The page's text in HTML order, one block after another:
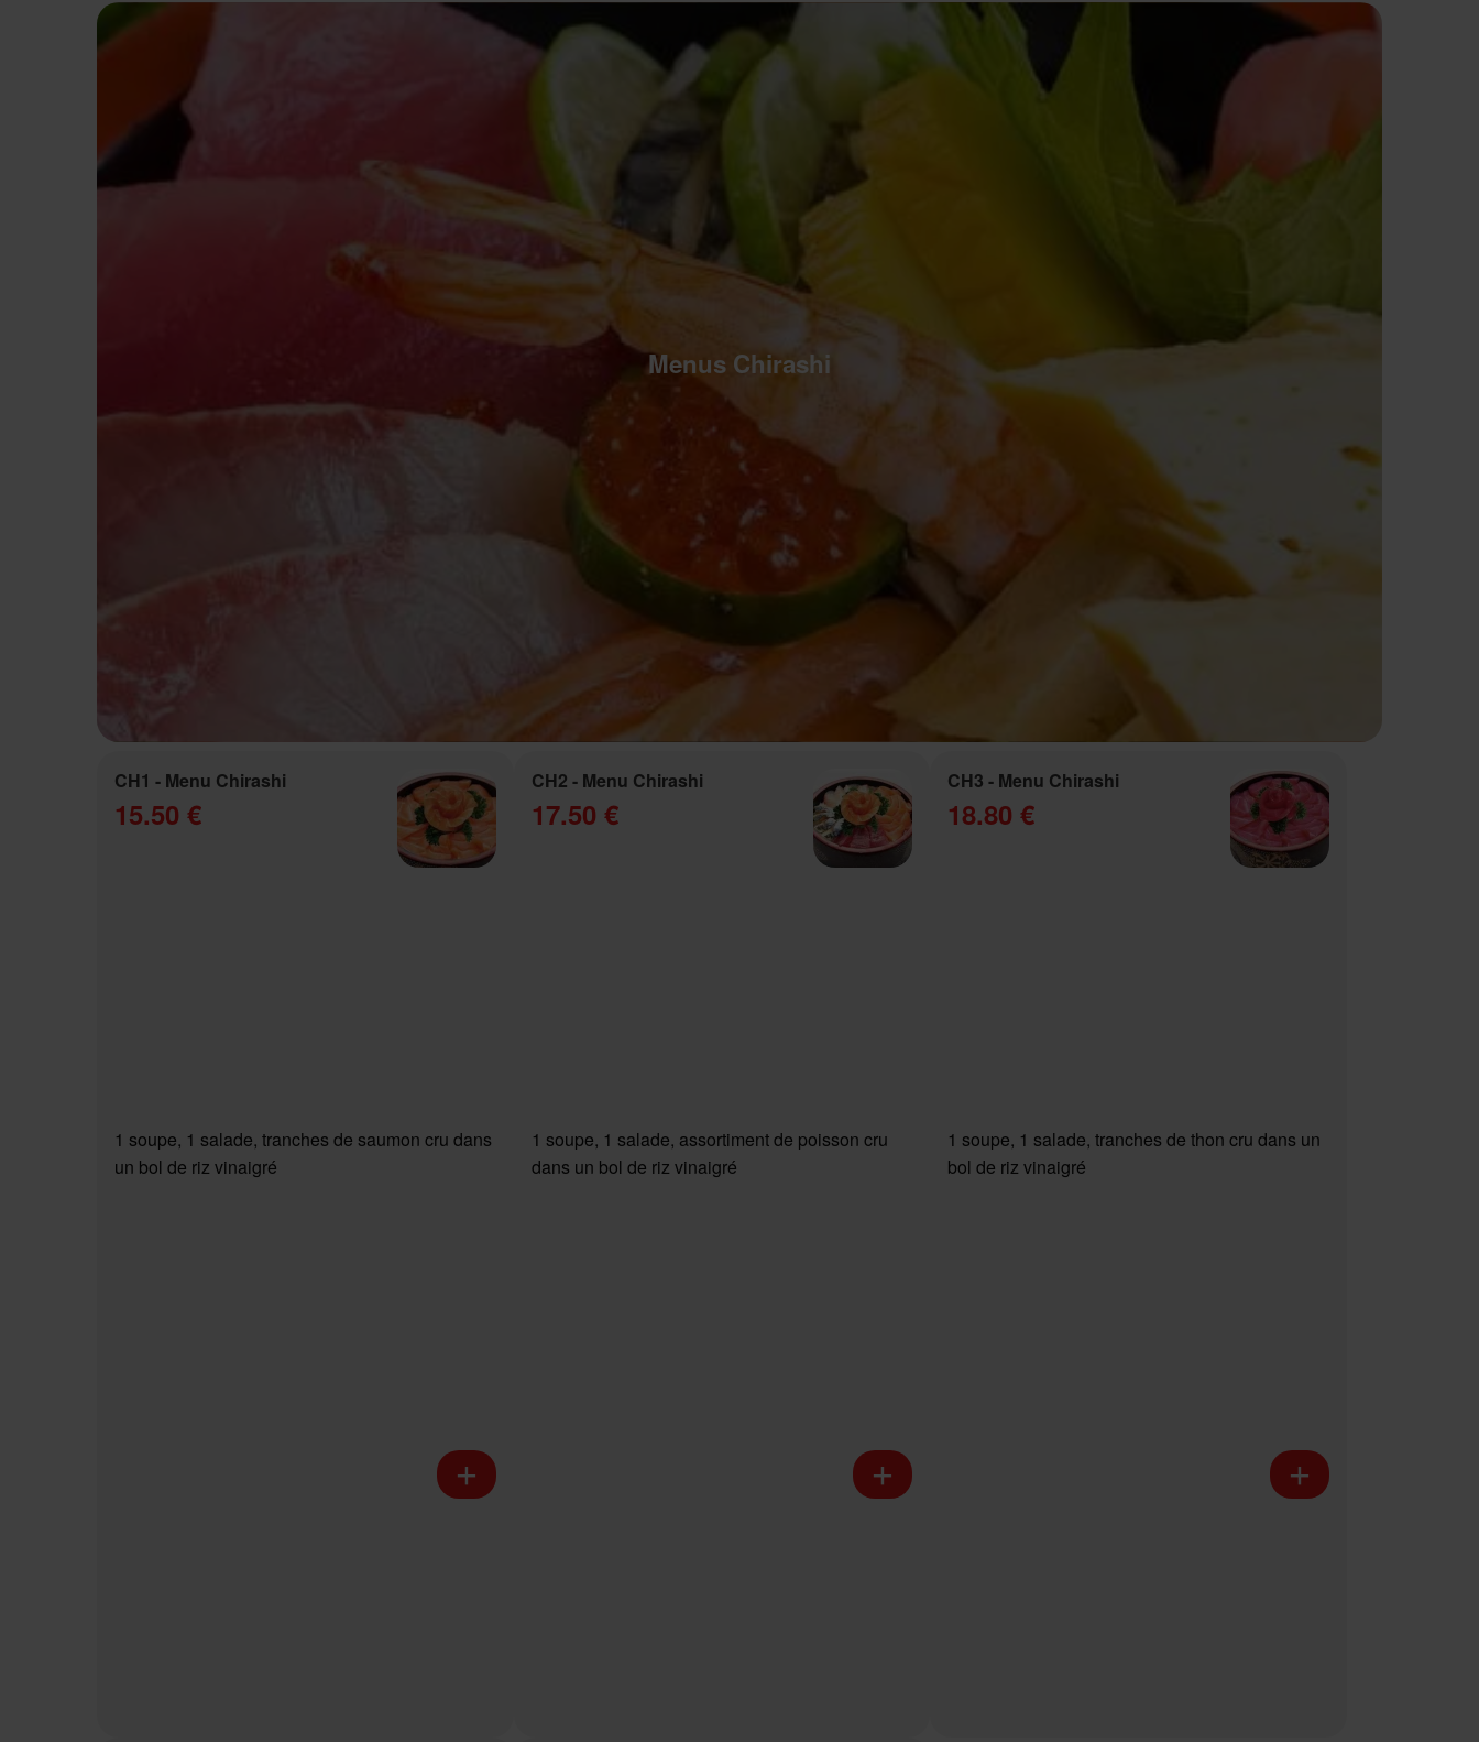
Menus Chirashi
CH1 - Menu Chirashi
15.50 €
1 soupe, 1 salade, tranches de saumon cru dans
un bol de riz vinaigré
CH2 - Menu Chirashi
17.50 €
1 soupe, 1 salade, assortiment de poisson cru
dans un bol de riz vinaigré
CH3 - Menu Chirashi
18.80 €
1 soupe, 1 salade, tranches de thon cru dans un
bol de riz vinaigré